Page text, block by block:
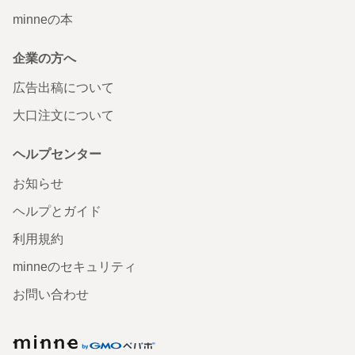
minneの本
企業の方へ
広告出稿について
大口注文について
ヘルプセンター
お知らせ
ヘルプとガイド
利用規約
minneのセキュリティ
お問い合わせ